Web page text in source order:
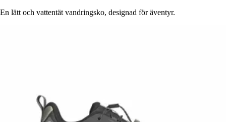
En lätt och vattentät vandringsko, designad för äventyr.